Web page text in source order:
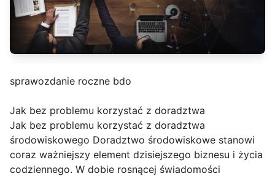
sprawozdanie roczne bdo
Jak bez problemu korzystać z doradztwa
Jak bez problemu korzystać z doradztwa
środowiskowego Doradztwo środowiskowe stanowi
coraz ważniejszy element dzisiejszego biznesu i życia
codziennego. W dobie rosnącej świadomości